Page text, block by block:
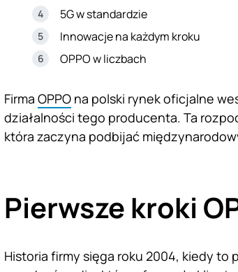
5G w standardzie
Innowacje na każdym kroku
OPPO w liczbach
Firma OPPO na polski rynek oficjalne
działalności tego producenta. Ta
która zaczyna podbijać
Pierwsze kroki
Historia firmy sięga roku 2004, kiedy